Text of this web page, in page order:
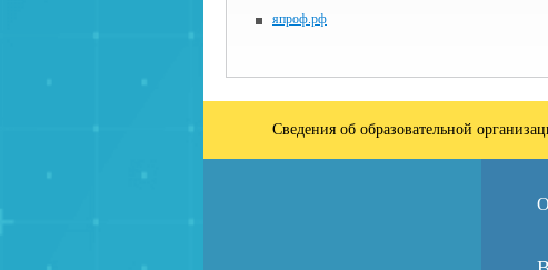
япроф.рф
Сведения об образовательной